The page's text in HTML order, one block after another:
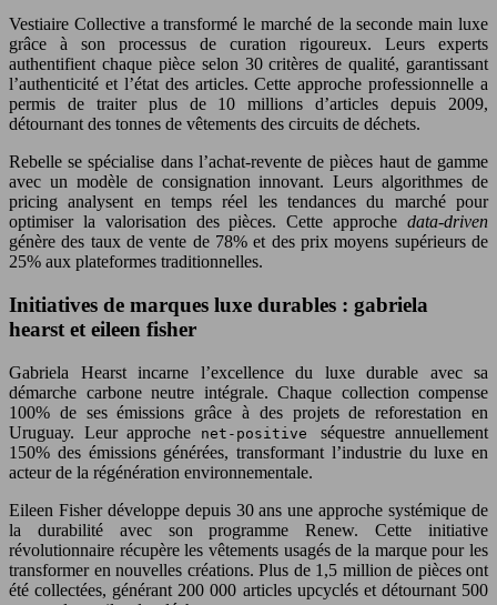
Vestiaire Collective a transformé le marché de la seconde main luxe
grâce à son processus de curation rigoureux. Leurs experts
authentifient chaque pièce selon 30 critères de qualité, garantissant
l’authenticité et l’état des articles. Cette approche professionnelle a
permis de traiter plus de 10 millions d’articles depuis 2009,
détournant des tonnes de vêtements des circuits de déchets.
Rebelle se spécialise dans l’achat-revente de pièces haut de gamme
avec un modèle de consignation innovant. Leurs algorithmes de
pricing analysent en temps réel les tendances du marché pour
optimiser la valorisation des pièces. Cette approche data-driven
génère des taux de vente de 78% et des prix moyens supérieurs de
25% aux plateformes traditionnelles.
Initiatives de marques luxe durables : gabriela
hearst et eileen fisher
Gabriela Hearst incarne l’excellence du luxe durable avec sa
démarche carbone neutre intégrale. Chaque collection compense
100% de ses émissions grâce à des projets de reforestation en
Uruguay. Leur approche
net-positiveséquestre annuellement
150% des émissions générées, transformant l’industrie du luxe en
acteur de la régénération environnementale.
Eileen Fisher développe depuis 30 ans une approche systémique de
la durabilité avec son programme Renew. Cette initiative
révolutionnaire récupère les vêtements usagés de la marque pour les
transformer en nouvelles créations. Plus de 1,5 million de pièces ont
été collectées, générant 200 000 articles upcyclés et détournant 500